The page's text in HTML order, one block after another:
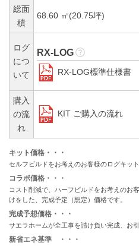
総面
積
68.60 ㎡(20.75坪)
ログ
につ
いて
RX-LOG
RX-LOG標準仕様書
購入
の流
れ
KIT ご購入の流れ
キット価格・・・
セルフビルドをお考えのお客様のログキット
コラボ価格・・・
コスト削減で、ハーフビルドをお考えのお
けをした、完成予定（想定）価格です。
完成予想価格・・・
サエラホームが全工事を請け負い完成、お引
新省エネ基準 ・・・